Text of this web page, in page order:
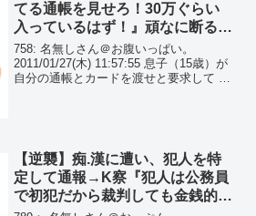
てる通帳を見せろ！30万ぐらい
入っているはず！』頑なに断る嫁
が怪しいので、残高を確認する
と…
758: 名無しさん＠お腹いっぱい。
2011/01/27(木) 11:57:55 息子（15歳）が
自分の通帳とカードを渡せと要求して 嫁
【逆襲】痴.漢に遭い、犯人を特
定して通報→K察『犯人は公務員
で初犯だから裁判しても金銭的に